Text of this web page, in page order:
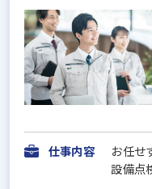
仕事内容
お任せ
設備点